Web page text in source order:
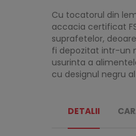
Cu tocatorul din
accacia certificat
suprafetelor,
fi depozitat intr-un
usurinta a
cu designul negru
DETALII